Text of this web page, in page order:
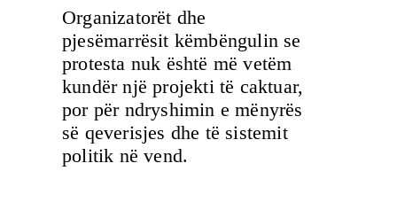
Organizatorët dhe
pjesëmarrësit këmbëngulin se
protesta nuk është më vetëm
kundër një projekti të caktuar,
por për ndryshimin e mënyrës
së qeverisjes dhe të sistemit
politik në vend.